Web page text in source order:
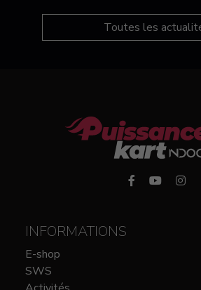
Toutes les
INFORMATIONS
E-shop
SWS